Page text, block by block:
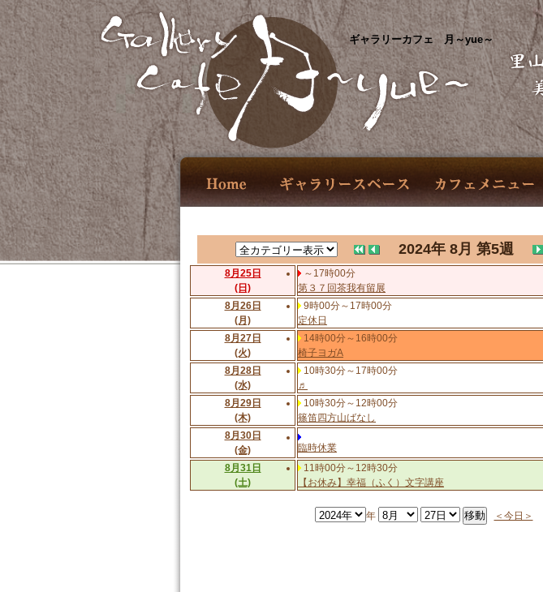
ギャラリーカフェ 月～yue～
2024年 8月 第5週
8月25日
(日)
～17時00分
第３７回茶我有留展
8月26日
(月)
9時00分～17時00分
定休日
8月27日
(火)
14時00分～16時00分
椅子ヨガA
8月28日
(水)
10時30分～17時00分
♬
8月29日
(木)
10時30分～12時00分
篠笛四方山ばなし
8月30日
(金)
臨時休業
8月31日
(土)
11時00分～12時30分
【お休み】幸福（ふく）文字講座
年
＜今日＞